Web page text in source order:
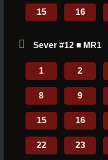
15 16
Sever #12 ■ MR1
1 2
8 9
15 16
22 23